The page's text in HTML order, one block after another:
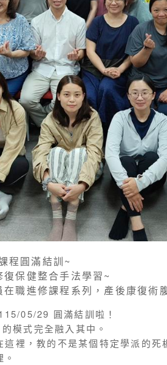
程圓滿結訓~
復保健整合手法學習~
職進修課程系列，產後康復術
05/29 圓滿結訓啦！
模式完全融入其中。
裡，教的不是某個特定學派的死